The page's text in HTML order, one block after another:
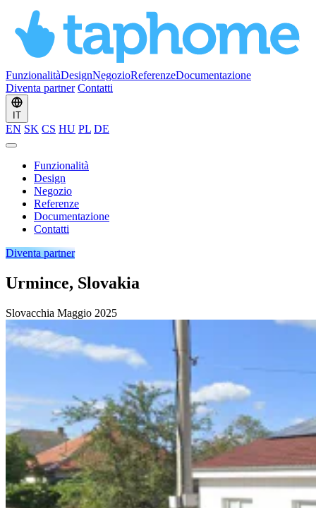
FunzionalitàDesignNegozioReferenzeDocumentazione
Diventa partner Contatti
IT
EN SK CS HU PL DE
Funzionalità
Design
Negozio
Referenze
Documentazione
Contatti
Diventa partner
Urmince, Slovakia
Slovacchia Maggio 2025